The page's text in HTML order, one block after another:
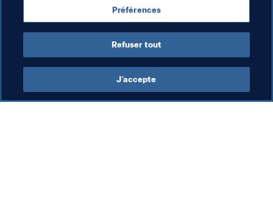
Football Unites the World Organisation
Préférences
Refuser tout
J’accepte